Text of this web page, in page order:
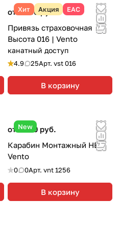
Хит Акция ЕАС
от 7 590 руб.
Привязь страховочная
Высота 016 | Vento
канатный доступ
4.9 25Арт. vst 016
В корзину
New
от 1 990 руб.
Карабин Монтажный НВ |
Vento
0 0Арт. vnt 1256
В корзину